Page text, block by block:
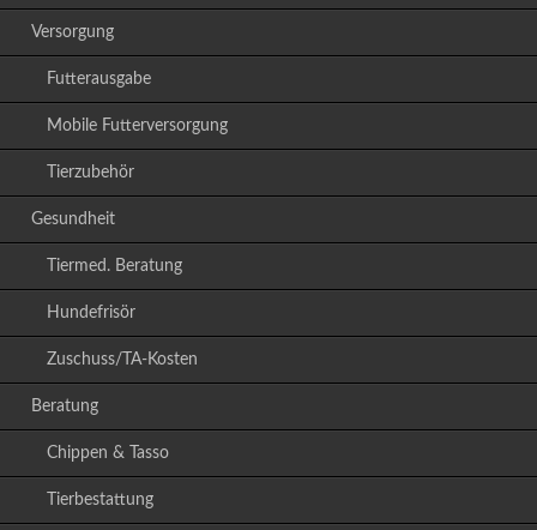
Versorgung
Futterausgabe
Mobile Futterversorgung
Tierzubehör
Gesundheit
Tiermed. Beratung
Hundefrisör
Zuschuss/TA-Kosten
Beratung
Chippen & Tasso
Tierbestattung